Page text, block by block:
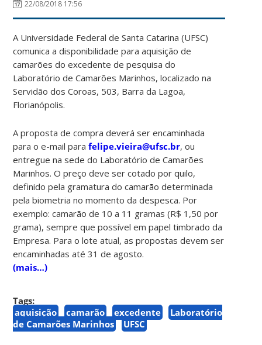
22/08/2018 17:56
A Universidade Federal de Santa Catarina (UFSC)
comunica a disponibilidade para aquisição de
camarões do excedente de pesquisa do
Laboratório de Camarões Marinhos, localizado na
Servidão dos Coroas, 503, Barra da Lagoa,
Florianópolis.
A proposta de compra deverá ser encaminhada
para o e-mail parafelipe.vieira@ufsc.br, ou
entregue na sede do Laboratório de Camarões
Marinhos. O preço deve ser cotado por quilo,
definido pela gramatura do camarão determinada
pela biometria no momento da despesca. Por
exemplo: camarão de 10 a 11 gramas (R$ 1,50 por
grama), sempre que possível em papel timbrado da
Empresa. Para o lote atual, as propostas devem ser
encaminhadas até 31 de agosto.
(mais…)
Tags:
aquisição
camarão excedente
Laboratório
de Camarões Marinhos
UFSC